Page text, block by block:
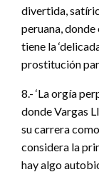
divertida,
peruana,
tiene la
prostitución
8.- ‘La orgía
donde Vargas
su carrera
considera la
hay algo